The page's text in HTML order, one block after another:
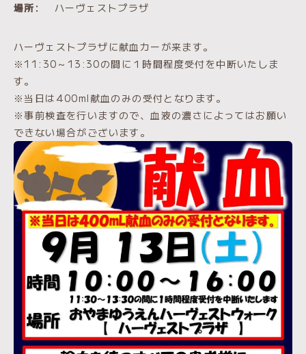
場所: ハーヴェストプラザ
ハーヴェストプラザに献血カーが来ます。
※11:30～13:30の間に１時間程度受付を中断いたしま
す。
※当日は400ml献血のみの受付となります。
※事前検査を行いますので、血液の濃さによってはお願い
できない場合がございます。